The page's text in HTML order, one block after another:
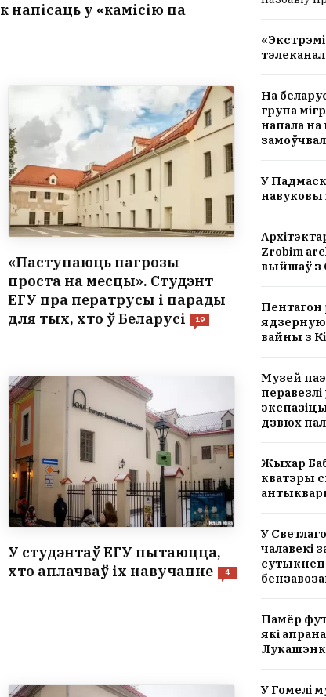
напісаць у «камісію па
«Паступаюць пагрозы
проста на месцы». Студэнт
ЕГУ пра ператрусы і парады
для тых, хто ў Беларусі
19
У студэнтаў ЕГУ пытаюцца,
хто аплачваў іх навучанне
4
На
група
напала на
У
навуковы
Zrobim
выйшаў з
ядзерную
вайны з
Музей
дзвюх
Жыхар
кватэры
У
чалавекі
Памёр
які
У Гомелі